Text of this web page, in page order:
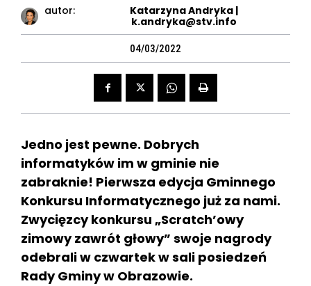
autor:
Katarzyna Andryka |
k.andryka@stv.info
04/03/2022
Jedno jest pewne. Dobrych
informatyków im w gminie nie
zabraknie! Pierwsza edycja Gminnego
Konkursu Informatycznego już za nami.
Zwycięzcy konkursu „Scratch’owy
zimowy zawrót głowy” swoje nagrody
odebrali w czwartek w sali posiedzeń
Rady Gminy w Obrazowie.